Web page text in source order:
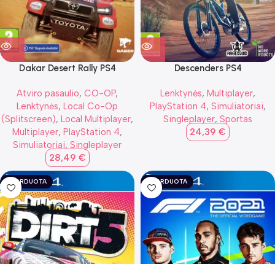
Dakar Desert Rally PS4
Atviro pasaulio, CO-OP,
Lenktynės, Local Co-Op
(Splitscreen), Local Multiplayer,
Multiplayer, PlayStation 4,
Simuliatoriai, Singleplayer
28,49 €
Descenders PS4
Lenktynės, Multiplayer,
PlayStation 4, Simuliatoriai,
Singleplayer, Sportas
24,39 €
IŠPARDUOTA IŠPARDUOTA